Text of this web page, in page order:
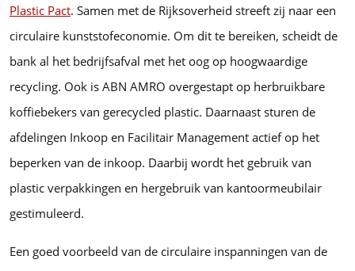
Plastic Pact. Samen met de Rijksoverheid streeft zij naar een
circulaire kunststofeconomie. Om dit te bereiken, scheidt de
bank al het bedrijfsafval met het oog op hoogwaardige
recycling. Ook is ABN AMRO overgestapt op herbruikbare
koffiebekers van gerecycled plastic. Daarnaast sturen de
afdelingen Inkoop en Facilitair Management actief op het
beperken van de inkoop. Daarbij wordt het gebruik van
plastic verpakkingen en hergebruik van kantoormeubilair
gestimuleerd.
Een goed voorbeeld van de circulaire inspanningen van de